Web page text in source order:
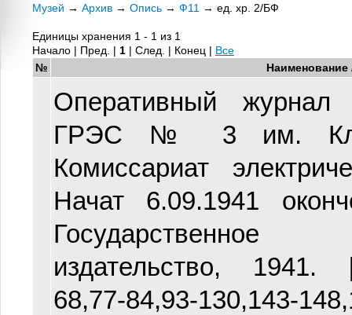
Музей → Архив → Опись → Ф11 → ед. хр. 2/БФ
Единицы хранения 1 - 1 из 1
Начало | Пред. | 1 | След. | Конец | Все
№
Наименование
Оперативный журнал
ГРЭС № 3 им.
Комиссариат
Начат 6.09.1941
издательство, 1941.
68,77-84,93-130,143-